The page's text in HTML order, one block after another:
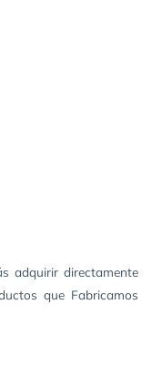
adquirir directamente
que Fabricamos